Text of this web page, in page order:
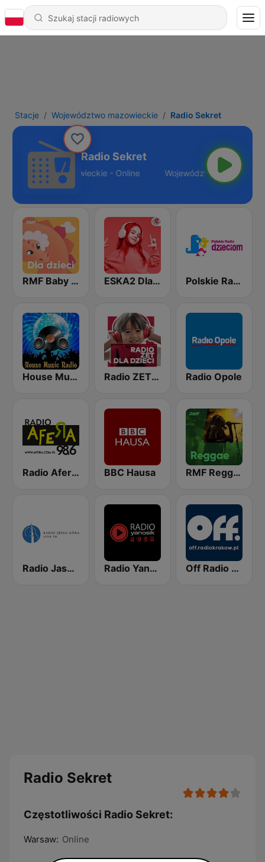
Stacje Województwo mazowieckie Radio Sekret
Radio Sekret
mazowieckie - Online
RMF Baby dla dzieci ESKA2 Dla Dzieci Polskie Radio dzieciom
House Music Radio Radio ZET Kids Radio Opole
Radio Afera 98.6 FM BBC Hausa RMF Reggae
Radio Jasna Góra 100.6 Radio Yanosik Rock Off Radio Kraków
Radio Sekret
Częstotliwości Radio Sekret:
Warsaw: Online